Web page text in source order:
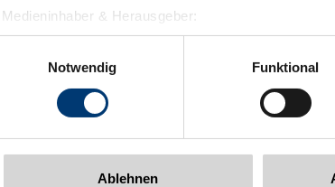
Medieninhaber & Herausgeber:
Zeller Bergbahnen Zillertal GmbH & Co KG
Rohr 23// A-6280 Zell am Ziller
www.zillertalarena.com
Notwendig
Funktional
Ablehnen